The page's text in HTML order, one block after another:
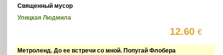
Священный мусор
Улицкая Людмила
12.60€
Метроленд. До ее встречи со мной. Попугай Флобера